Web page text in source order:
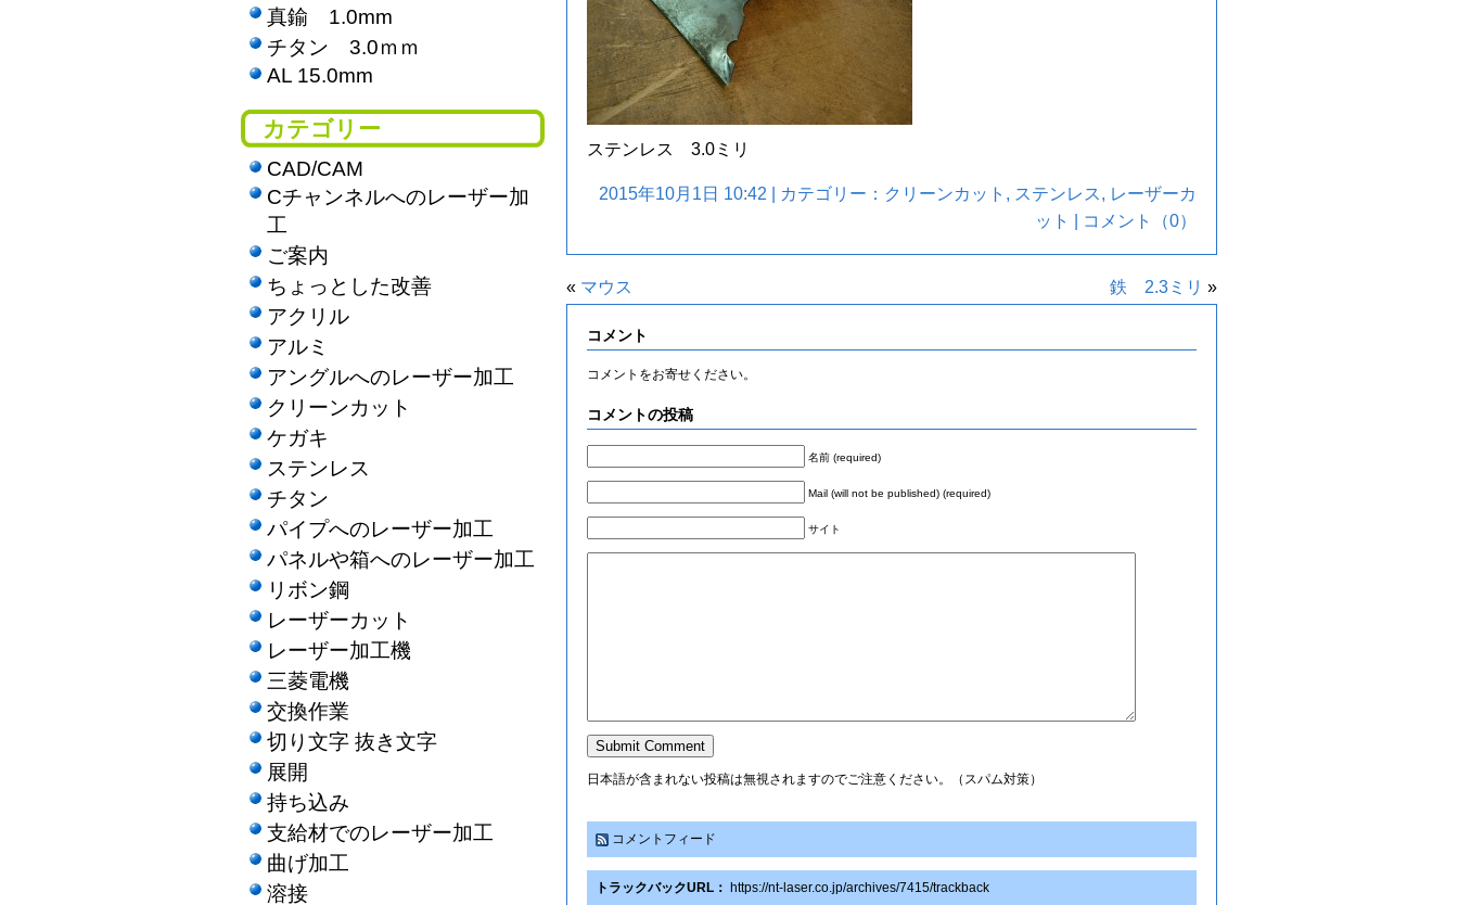
ステンレス 3.0ミリ
2015年10月1日 10:42 | カテゴリー： クリーンカット , ステンレス, レーザーカ
ット
コメント（0）
« マウス 鉄 2.3ミリ »
コメント
コメントをお寄せください。
コメントの投稿
名前 (required)
Mail (will not be published) (required)
サイト
日本語が含まれない投稿は無視されますのでご注意ください。（スパム対策）
コメントフィード
トラックバックURL： https://nt-laser.co.jp/archives/7415/trackback
真鍮 1.0mm
チタン 3.0ｍｍ
AL 15.0mm
カテゴリー
CAD/CAM
Cチャンネルへのレーザー加
工
ご案内
ちょっとした改善
アクリル
アルミ
アングルへのレーザー加工
クリーンカット
ケガキ
ステンレス
チタン
パイプへのレーザー加工
パネルや箱へのレーザー加工
リボン鋼
レーザーカット
レーザー加工機
三菱電機
交換作業
切り文字 抜き文字
展開
持ち込み
支給材でのレーザー加工
曲げ加工
溶接